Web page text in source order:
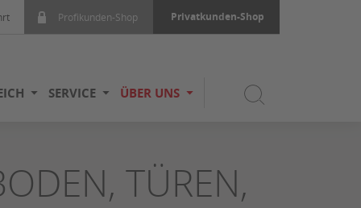
Profikunden-Shop Privatkunden-Shop
SERVICE ÜBER UNS
TÜREN,